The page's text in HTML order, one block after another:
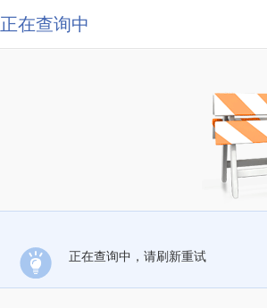
正在查询中
正在查询中，请刷新重试